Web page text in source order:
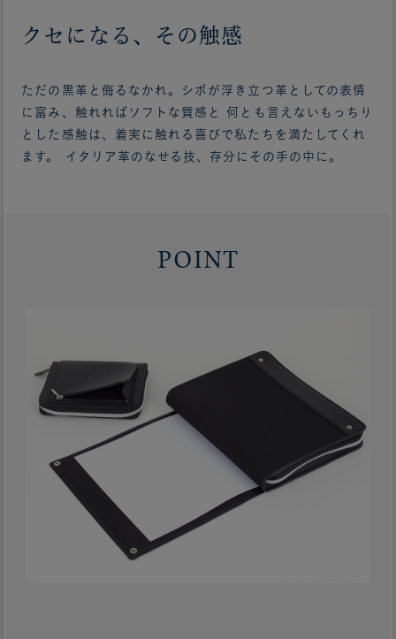
クセになる、その触感
ただの黒革と侮るなかれ。シボが浮き立つ革としての表情
に富み、触れればソフトな質感と 何とも言えないもっちり
とした感触は、着実に触れる喜びで私たちを満たしてくれ
ます。 イタリア革のなせる技、存分にその手の中に。
POINT